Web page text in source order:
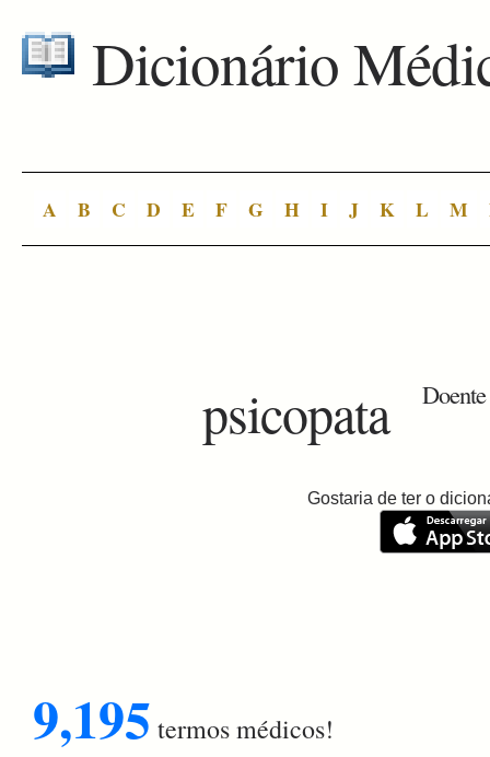
Dicionário
A B C D E F G H I J K L M
psicopata
Gostaria de ter o
9,195 termos médicos!